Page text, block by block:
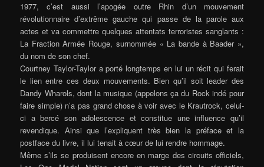
1977, c’est aussi l’apogée outre Rhin d’un mouvement
révolutionnaire d’extrême gauche qui passe de la parole aux
actes et va commettre quelques attentats terroristes sanglants :
La Fraction Armée Rouge, surnommée « La bande à Baader »,
du nom de son chef.
Courtney Taylor-Taylor a porté longtemps en lui un récit qui ferait
le lien entre ces deux mouvements. Bien qu’il soit leader des
Dandy Wharols, dont la musique (appelons ça du Rock indé pour
faire simple) n’a pas grand chose à voir avec le Krautrock, celui-
ci a bercé son adolescence et constitue une influence qu’il
revendique. Ainsi que l’expliquent très bien la préface et la
postface du livre, il lui tenait à cœur de lui rendre hommage.
Même s’ils se produisent encore en marge des circuits officiels,